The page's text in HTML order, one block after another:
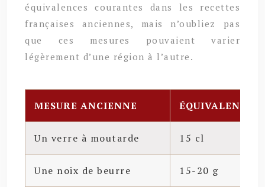
équivalences courantes dans les recettes
françaises anciennes, mais n’oubliez pas
que ces mesures pouvaient varier
légèrement d’une région à l’autre.
MESURE ANCIENNE ÉQUIVALENT
Un verre à moutarde 15 cl
Une noix de beurre 15-20 g